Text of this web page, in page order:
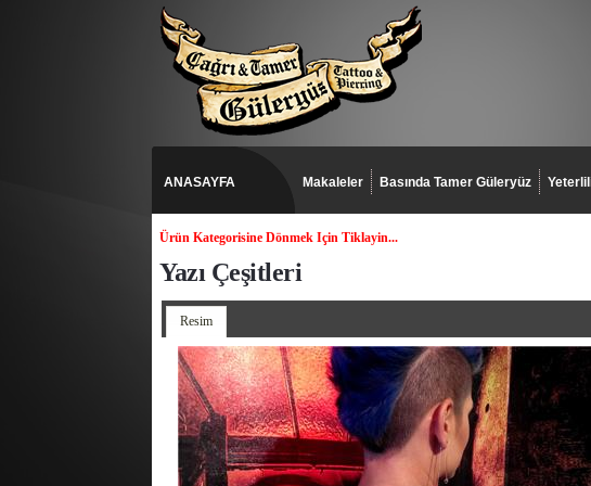
ANASAYFA Makaleler Basında Tamer Güleryüz
Ürün Kategorisine Dönmek Için Tiklayin...
Yazı Çeşitleri
Resim